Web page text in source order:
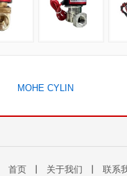
MOHE CYLIN
首页 关于我们 联系